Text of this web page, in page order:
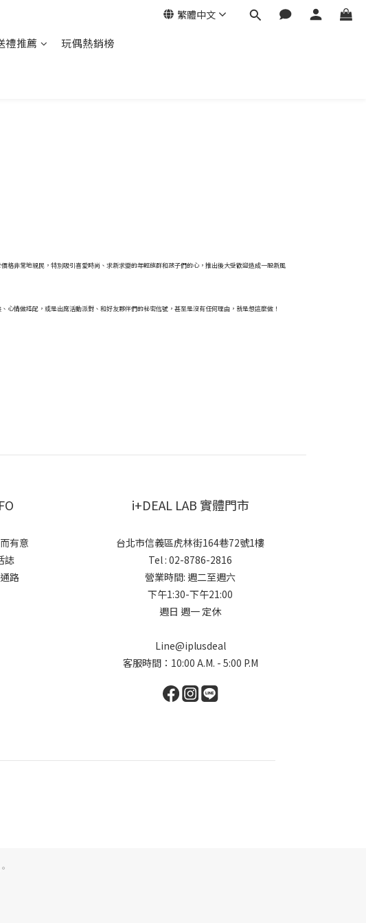
繁體中文
禮推薦
玩偶熱銷榜
非常地親民，特別吸引喜愛時尚、求新求變的年輕族群和孩子們的心，推出後大受歡迎造成一股新風
情做搭配，或是出席活動派對、和好友夥伴們的秘密信號，甚至是沒有任何理由，就是想這麼做！
有意
誌
路
i+DEAL LAB 實體門市
台北市信義區虎林街164巷72號1樓
Tel : 02-8786-2816
營業時間: 週二至週六
下午1:30-下午21:00
週日 週一 定休
Line@iplusdeal
客服時間：10:00 A.M. - 5:00 P.M